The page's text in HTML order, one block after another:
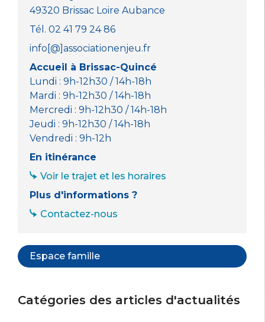
49320 Brissac Loire Aubance
Tél. 02 41 79 24 86
info[@]associationenjeu.fr
Accueil à Brissac-Quincé
Lundi : 9h-12h30 / 14h-18h
Mardi : 9h-12h30 / 14h-18h
Mercredi : 9h-12h30 / 14h-18h
Jeudi : 9h-12h30 / 14h-18h
Vendredi : 9h-12h
En itinérance
Voir le trajet et les horaires
Plus d'informations ?
Contactez-nous
Espace famille
Catégories des articles d'actualités